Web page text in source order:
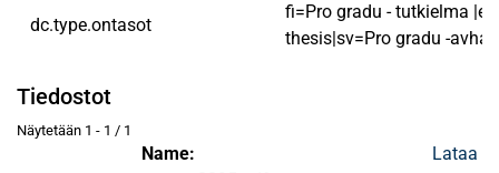
dc.type.ontasot
fi=Pro gradu - tutkielma
thesis|sv=Pro gradu -
Tiedostot
Näytetään 1 - 1 / 1
Name:
Lataa